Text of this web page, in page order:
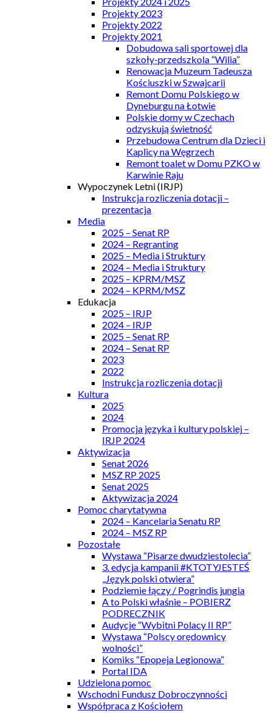
Projekty 2023
Projekty 2022
Projekty 2021
Dobudowa sali sportowej dla
szkoły-przedszkola “Wilia”
Renowacja Muzeum Tadeusza
Kościuszki w Szwajcarii
Remont Domu Polskiego w
Dyneburgu na Łotwie
Polskie domy w Czechach
odzyskują świetność
Przebudowa Centrum dla Dzieci i
Kaplicy na Węgrzech
Remont toalet w Domu PZKO w
Karwinie Raju
Wypoczynek Letni (IRJP)
Instrukcja rozliczenia dotacji –
prezentacja
Media
2025 – Senat RP
2024 – Regranting
2025 – Media i Struktury
2024 – Media i Struktury
2025 – KPRM/MSZ
2024 – KPRM/MSZ
Edukacja
2025 – IRJP
2024 – IRJP
2025 – Senat RP
2024 – Senat RP
2023
2022
Instrukcja rozliczenia dotacji
Kultura
2025
2024
Promocja języka i kultury polskiej –
IRJP 2024
Aktywizacja
Senat 2026
MSZ RP 2025
Senat 2025
Aktywizacja 2024
Pomoc charytatywna
2024 – Kancelaria Senatu RP
2024 – MSZ RP
Pozostałe
Wystawa “Pisarze dwudziestolecia”
3. edycja kampanii #KTOTYJESTEŚ
„Język polski otwiera”
Podziemie łączy / Pogrindis jungia
A to Polski właśnie – POBIERZ
PODRECZNIK
Audycje “Wybitni Polacy II RP”
Wystawa “Polscy orędownicy
wolności”
Komiks “Epopeja Legionowa”
Portal IDA
Udzielona pomoc
Wschodni Fundusz Dobroczynności
Współpraca z Kościołem